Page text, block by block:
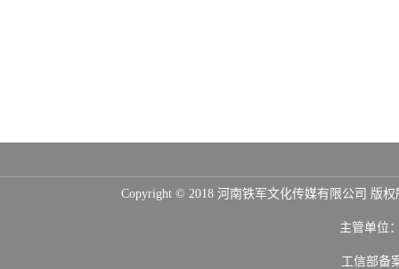
Copyright © 2018 河南铁军文化传媒有限公司 版
主管单位
工信部备